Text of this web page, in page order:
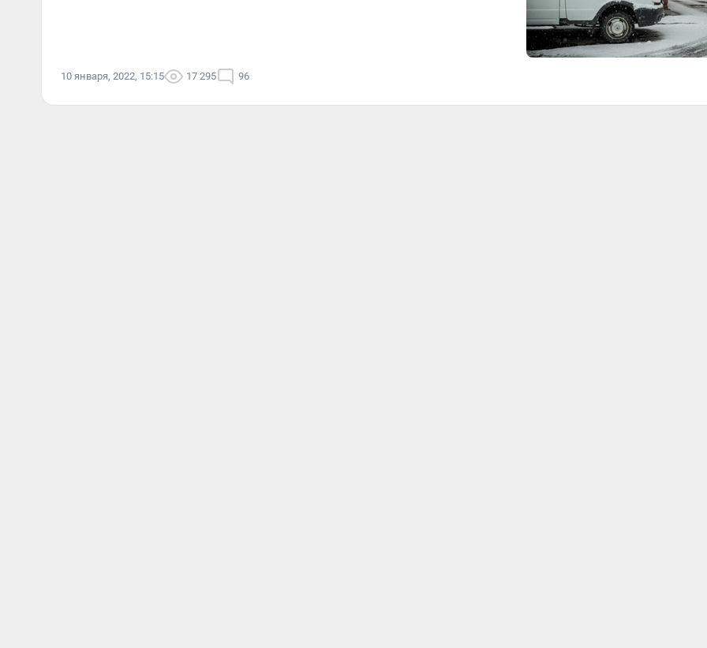
10 января, 2022, 15:15 17 295 96